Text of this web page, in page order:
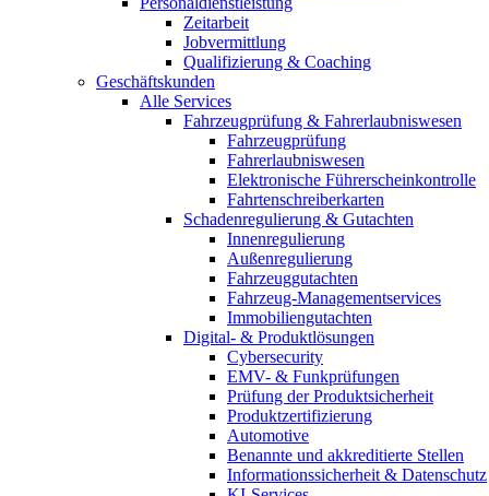
Zeitarbeit
Jobvermittlung
Qualifizierung & Coaching
Geschäftskunden
Alle Services
Fahrzeugprüfung & Fahrerlaubniswesen
Fahrzeugprüfung
Fahrerlaubniswesen
Elektronische Führerscheinkontrolle
Fahrtenschreiberkarten
Schadenregulierung & Gutachten
Innenregulierung
Außenregulierung
Fahrzeuggutachten
Fahrzeug-Managementservices
Immobiliengutachten
Digital- & Produktlösungen
Cybersecurity
EMV- & Funkprüfungen
Prüfung der Produktsicherheit
Produktzertifizierung
Automotive
Benannte und akkreditierte Stellen
Informationssicherheit & Datenschutz